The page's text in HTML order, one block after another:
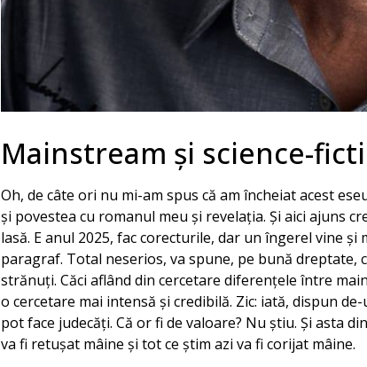
Mainstream şi science-
Oh, de câte ori nu mi-am spus că am încheiat acest
şi povestea cu romanul meu şi revelaţia. Şi aici ajuns
lasă. E anul 2025, fac corecturile, dar un îngerel vine
paragraf. Total neserios, va spune, pe bună
strănuţi. Căci aflând din cercetare diferenţele între
o cercetare mai intensă şi credibilă. Zic: iată, dispun
pot face judecăţi. Că or fi de valoare? Nu ştiu. Şi asta
va fi retuşat mâine şi tot ce ştim azi va fi corijat mâine.